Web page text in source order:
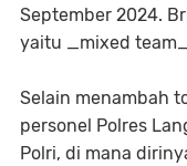
September 2024.
yaitu _mixed
Selain menambah
personel Polres
Polri, di mana